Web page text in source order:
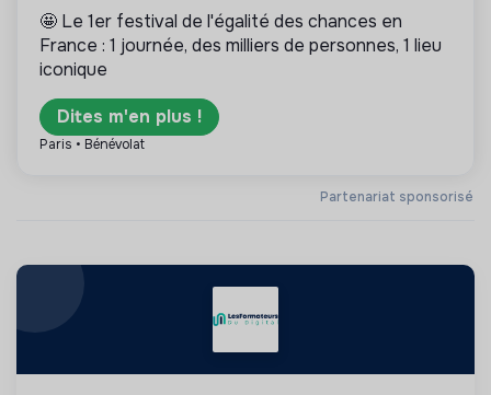
Partenariat sponsorisé
🤩 Le 1er festival de l'égalité des chances en
France : 1 journée, des milliers de personnes, 1 lieu
iconique
Dites m'en plus !
Paris • Bénévolat